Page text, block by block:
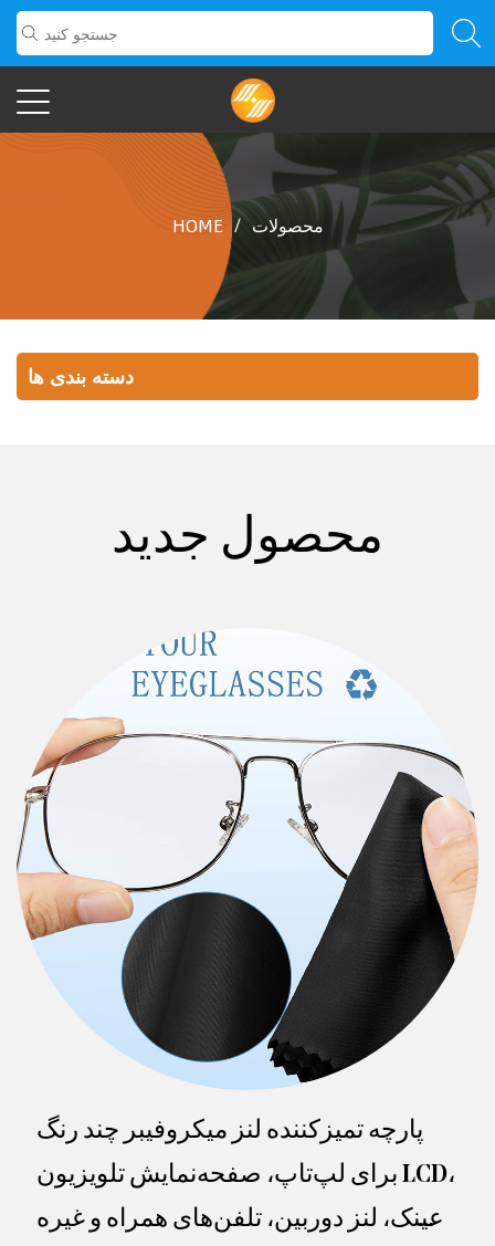
HOME / محصولات
دسته بندی ها
محصول جدید
پارچه تمیزکننده لنز میکروفیبر چند رنگ
برای لپ‌تاپ، صفحه‌نمایش تلویزیون LCD،
عینک، لنز دوربین، تلفن‌های همراه و غیره